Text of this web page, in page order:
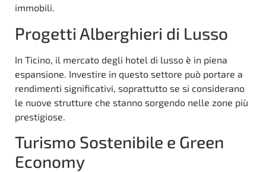
immobili.
Progetti Alberghieri di Lusso
In Ticino, il mercato degli hotel di lusso è in piena
espansione. Investire in questo settore può portare a
rendimenti significativi, soprattutto se si considerano
le nuove strutture che stanno sorgendo nelle zone più
prestigiose.
Turismo Sostenibile e Green
Economy